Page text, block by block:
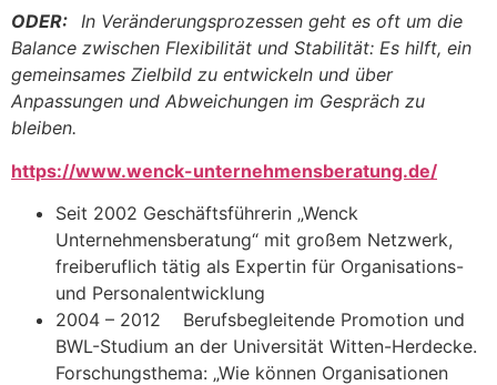
ODER: In Veränderungsprozessen geht es oft um die
Balance zwischen Flexibilität und Stabilität: Es hilft, ein
gemeinsames Zielbild zu entwickeln und über
Anpassungen und Abweichungen im Gespräch zu
bleiben.
https://www.wenck-unternehmensberatung.de/
Seit 2002 Geschäftsführerin „Wenck
Unternehmensberatung“ mit großem Netzwerk,
freiberuflich tätig als Expertin für Organisations-
und Personalentwicklung
2004 – 2012 Berufsbegleitende Promotion und
BWL-Studium an der Universität Witten-Herdecke.
Forschungsthema: „Wie können Organisationen